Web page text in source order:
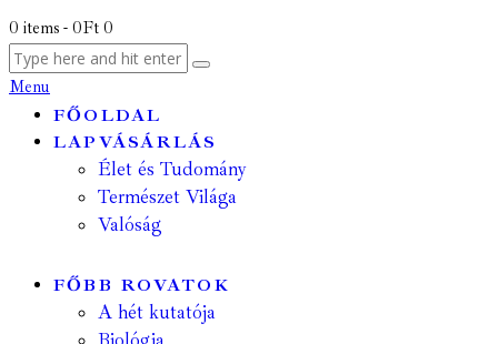
0 items - 0Ft 0
Menu
FŐOLDAL
LAPVÁSÁRLÁS
Élet és Tudomány
Természet Világa
Valóság
FŐBB ROVATOK
A hét kutatója